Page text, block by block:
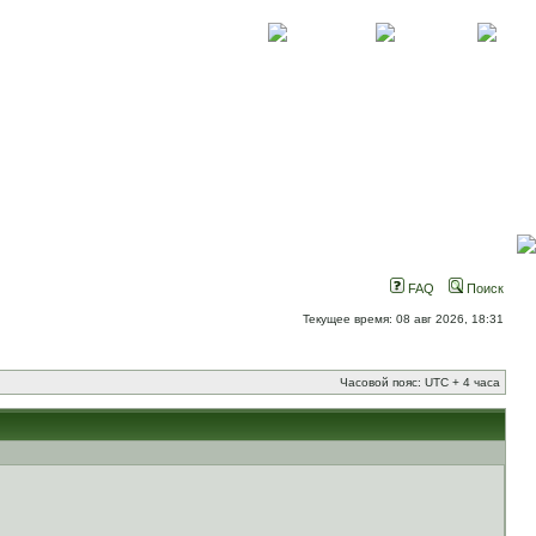
FAQ Поиск
Текущее время: 08 авг 2026, 18:31
Часовой пояс: UTC + 4 часа